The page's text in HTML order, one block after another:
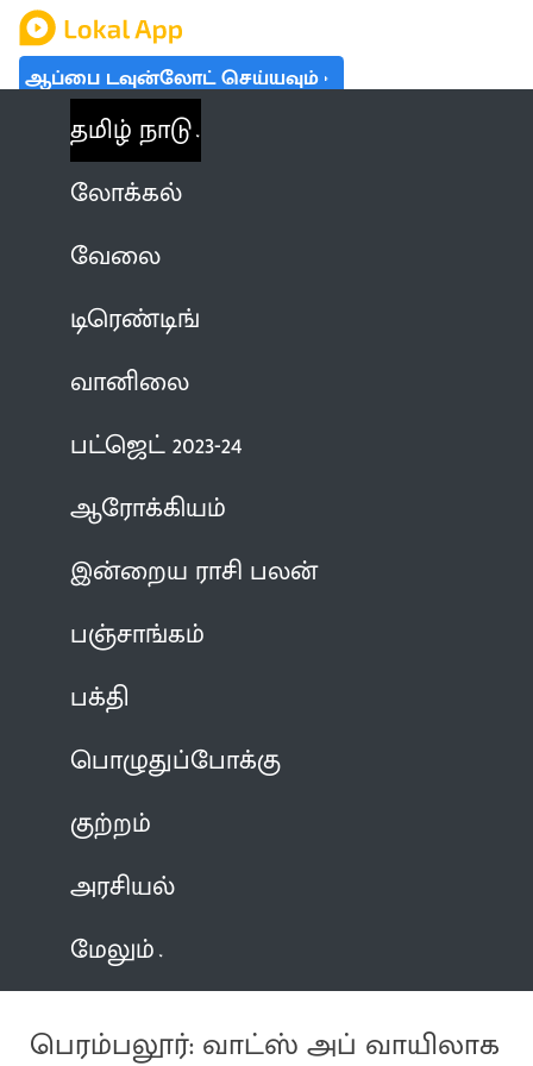
ஆப்பை டவுன்லோட் செய்யவும்
தமிழ் நாடு
லோக்கல்
வேலை
டிரெண்டிங்
வானிலை
பட்ஜெட் 2023-24
ஆரோக்கியம்
இன்றைய ராசி பலன்
பஞ்சாங்கம்
பக்தி
பொழுதுப்போக்கு
குற்றம்
அரசியல்
மேலும்
பெரம்பலூர்: வாட்ஸ் அப் வாயிலாக